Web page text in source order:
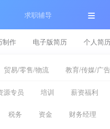
求职辅导
制作 电子版简历 个人简
贸易/零售/物流 教育/传媒/广告
源专员 培训 薪资福利
税务 资金 财务经理